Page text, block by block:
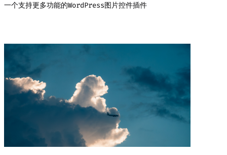
一个支持更多功能的WordPress图片控件插件